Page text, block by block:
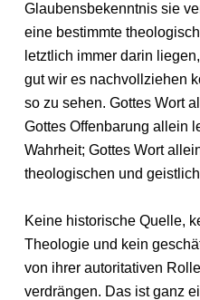
Glaubensbekenntnis sie
eine bestimmte
letztlich immer darin
gut wir es nachvollziehen
so zu sehen. Gottes Wort
Gottes Offenbarung allein
Wahrheit; Gottes Wort
theologischen und
Keine historische Quelle,
Theologie und kein
von ihrer autoritativen
verdrängen. Das ist ganz